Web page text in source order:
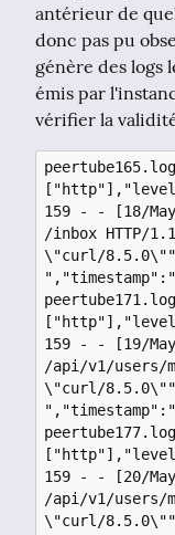
antérieur de
donc pas pu
génère des logs
émis par
vérifier la
159 - - [18/
/inbox HTTP/
\"curl/
159 - - [19/
/api/v1/users/
\"curl/
159 - - [20/
/api/v1/users/
\"curl/